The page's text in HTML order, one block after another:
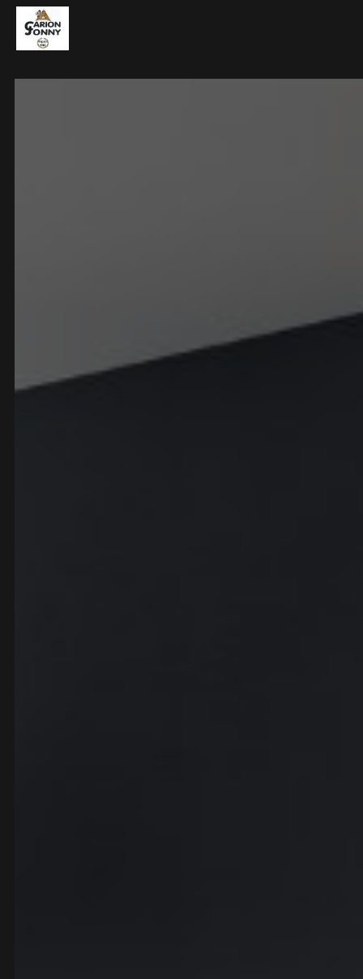
Panneau de gestion des cookies